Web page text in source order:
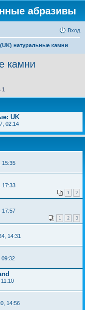
абразивы
Вход
натуральные камни
камни
1
UK
02:14
15:35
17:33
1 2
17:57
1 2 3
14:31
09:32
11:10
14:56